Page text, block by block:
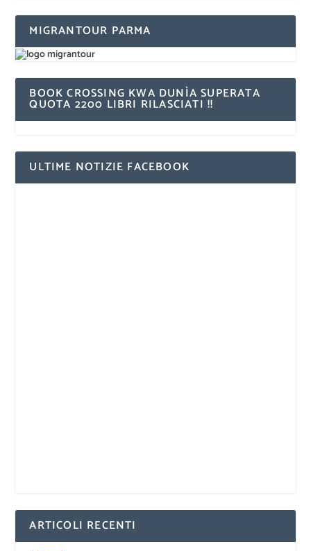
MIGRANTOUR PARMA
BOOK CROSSING KWA DUNÌA SUPERATA
QUOTA 2200 LIBRI RILASCIATI !!
ULTIME NOTIZIE FACEBOOK
ARTICOLI RECENTI